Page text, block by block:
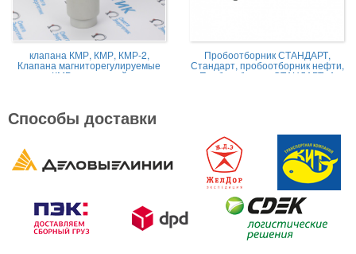
клапана КМР, КМР, КМР-2,
Клапана магниторегулируемые
КМР жидкостной
Пробоотборник СТАНДАРТ,
Стандарт, пробоотборник нефти,
Пробоотборник СТАНДАРТ -А
Способы доставки